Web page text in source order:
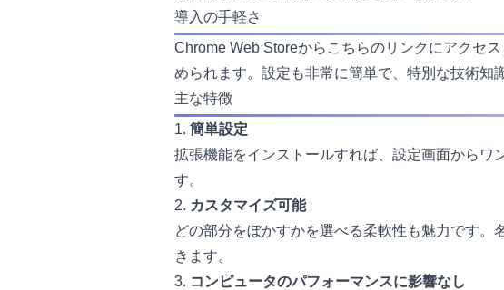
導入の手軽さ
Chrome Web Storeから こちらのリンク にアクセ
められます。設定も非常に簡単で、特別な技術知
主な特徴
1. 簡単設定
拡張機能をインストールすれば、設定画面からワ
す。
2. カスタマイズ可能
どの部分をぼかすかを選べる柔軟性も魅力です
きます。
3. コンピュータのパフォーマンスに影響なし